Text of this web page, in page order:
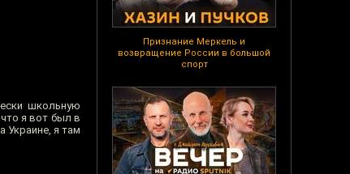
Признание Меркель и
возвращение России в большой
спорт
школьную
я вот был в
Украине, я там